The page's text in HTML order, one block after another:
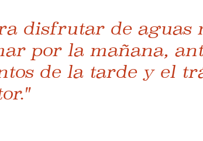
disfrutar de aguas
por la mañana,
de la tarde y el